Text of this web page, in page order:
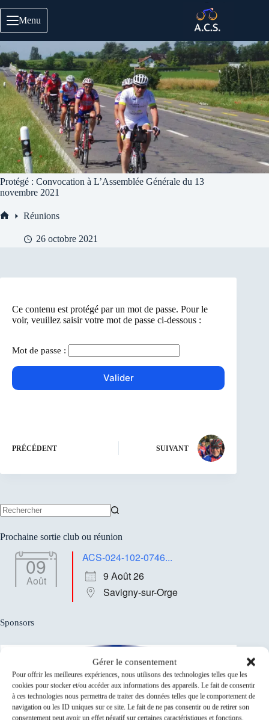
Gérer le consentement
Pour offrir les meilleures expériences, nous utilisons des technologies telles que les
cookies pour stocker et/ou accéder aux informations des appareils. Le fait de consentir
à ces technologies nous permettra de traiter des données telles que le comportement de
navigation ou les ID uniques sur ce site. Le fait de ne pas consentir ou de retirer son
consentement peut avoir un effet négatif sur certaines caractéristiques et fonctions.
au
contenu
Menu
Protégé : Convocation à L’Assemblée Générale du 13
novembre 2021
Réunions
26 octobre 2021
Ce contenu est protégé par un mot de passe. Pour le
voir, veuillez saisir votre mot de passe ci-dessous :
Mot de passe :
PRÉCÉDENT SUIVANT
résultat
Prochaine sortie club ou réunion
09
Août
ACS-024-102-0746...
9 Août 26
Savigny-sur-Orge
Sponsors